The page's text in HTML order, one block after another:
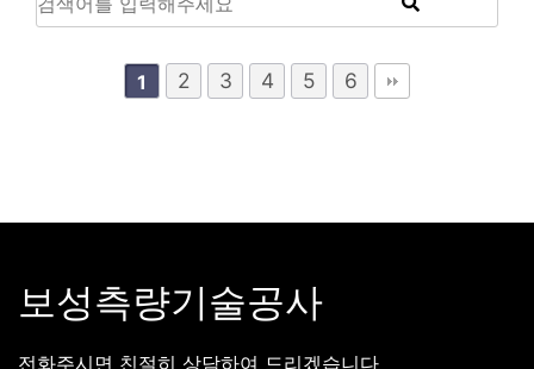
1 2 3 4 5 6
보성측량기술공사
전화주시면 친절히 상담하여 드리겠습니다